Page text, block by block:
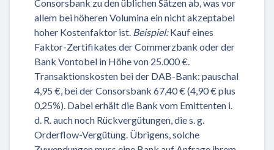
Consorsbank zu den üblichen Sätzen ab, was vor
allem bei höheren Volumina ein nicht akzeptabel
hoher Kostenfaktor ist. Beispiel:Kauf eines
Faktor-Zertifikates der Commerzbank oder der
Bank Vontobel in Höhe von 25.000 €.
Transaktionskosten bei der DAB-Bank: pauschal
4,95 €, bei der Consorsbank 67,40 € (4,90 € plus
0,25%). Dabei erhält die Bank vom Emittenten i.
d. R. auch noch Rückvergütungen, die s. g.
Orderflow-Vergütung. Übrigens, solche